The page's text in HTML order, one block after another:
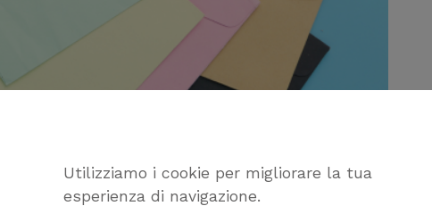
Utilizziamo i cookie per migliorare la tua
esperienza di navigazione.